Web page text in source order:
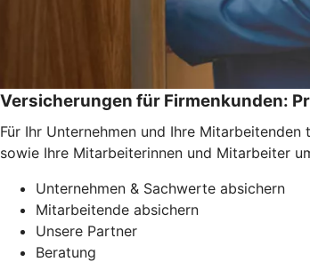
Versicherungen für Firmenkunden:
Für Ihr Unternehmen und Ihre
sowie Ihre Mitarbeiterinnen und Mitarbeiter
Unternehmen & Sachwerte absichern
Mitarbeitende absichern
Unsere Partner
Beratung